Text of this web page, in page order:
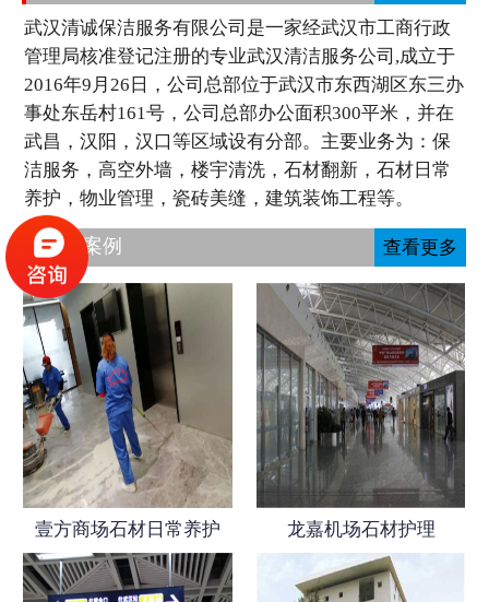
武汉清诚保洁服务有限公司是一家经武汉市工商行政
管理局核准登记注册的专业武汉清洁服务公司,成立于
2016年9月26日，公司总部位于武汉市东西湖区东三办
事处东岳村161号，公司总部办公面积300平米，并在
武昌，汉阳，汉口等区域设有分部。主要业务为：保
洁服务，高空外墙，楼宇清洗，石材翻新，石材日常
养护，物业管理，瓷砖美缝，建筑装饰工程等。
工程案例 查看更多
壹方商场石材日常养护 龙嘉机场石材护理